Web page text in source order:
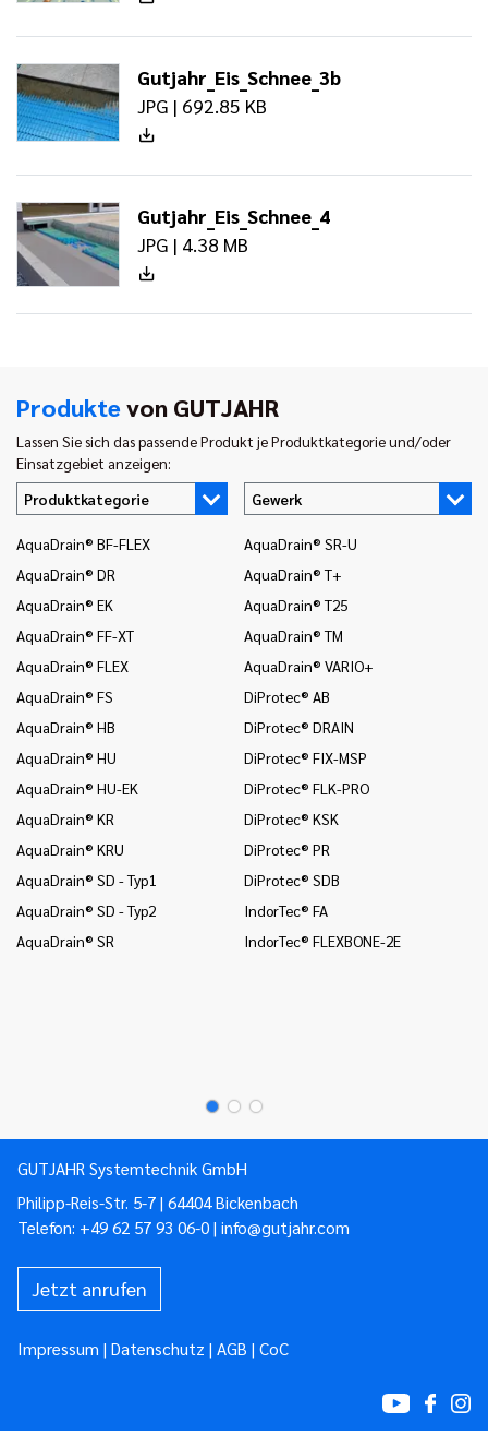
Gutjahr_Eis_Schnee_3b
JPG | 692.85 KB
Gutjahr_Eis_Schnee_4
JPG | 4.38 MB
Produktevon GUTJAHR
Lassen Sie sich das passende Produkt je Produktkategorie und/oder
Einsatzgebiet anzeigen:
Produktkategorie
Gewerk
AquaDrain® BF-FLEX
AquaDrain® DR
AquaDrain® EK
AquaDrain® FF-XT
AquaDrain® FLEX
AquaDrain® FS
AquaDrain® HB
AquaDrain® HU
AquaDrain® HU-EK
AquaDrain® KR
AquaDrain® KRU
AquaDrain® SD - Typ1
AquaDrain® SD - Typ2
AquaDrain® SR
AquaDrain® SR-U
AquaDrain® T+
AquaDrain® T25
AquaDrain® TM
AquaDrain® VARIO+
DiProtec® AB
DiProtec® DRAIN
DiProtec® FIX-MSP
DiProtec® FLK-PRO
DiProtec® KSK
DiProtec® PR
DiProtec® SDB
IndorTec® FA
IndorTec® FLEXBONE-2E
GUTJAHR Systemtechnik GmbH
Philipp-Reis-Str. 5-7 | 64404 Bickenbach
Telefon: +49 62 57 93 06-0 | info@gutjahr.com
Jetzt anrufen
Impressum | Datenschutz | AGB | CoC